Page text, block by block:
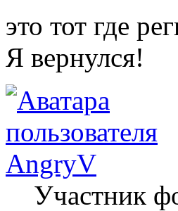
это тот где
Я вернулся!
AngryV
Участник